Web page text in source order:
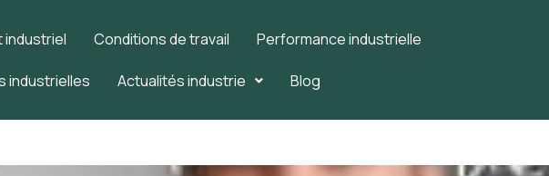
industriel Conditions de travail Performance industrielle
industrielles Actualités industrie Blog